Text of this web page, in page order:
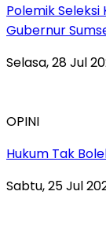
Polemik
Gubernur
Selasa, 28 Jul
OPINI
Hukum Tak
Sabtu, 25 Jul